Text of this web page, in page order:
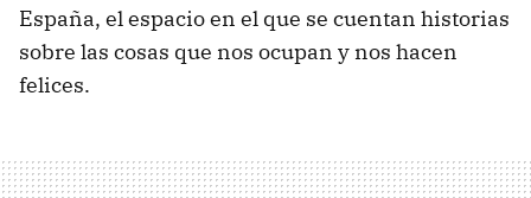
España, el espacio en el que se cuentan historias
sobre las cosas que nos ocupan y nos hacen
felices.